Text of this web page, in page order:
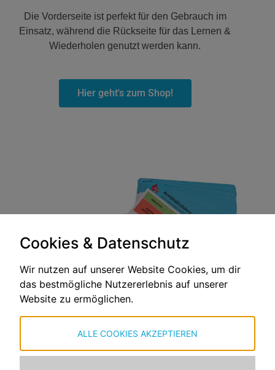
Die Vorderseite ist perfekt für den Gebrauch im
Einsatz, während die Rückseite für das Lernen &
Wiederholen genutzt werden kann.
Hier geht's zum Shop!
Cookies & Datenschutz
Wir nutzen auf unserer Website Cookies, um dir
das bestmögliche Nutzererlebnis auf unserer
Website zu ermöglichen.
ALLE COOKIES AKZEPTIEREN